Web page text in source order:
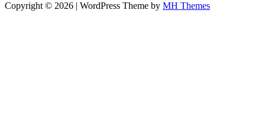
Copyright © 2026 | WordPress Theme by MH Themes